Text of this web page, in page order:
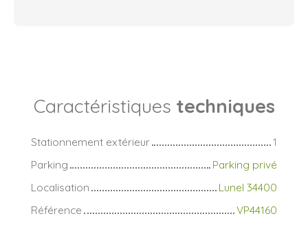
Caractéristiques techniques
Stationnement extérieur
1
Parking
Parking privé
Localisation
Lunel 34400
Référence
VP44160